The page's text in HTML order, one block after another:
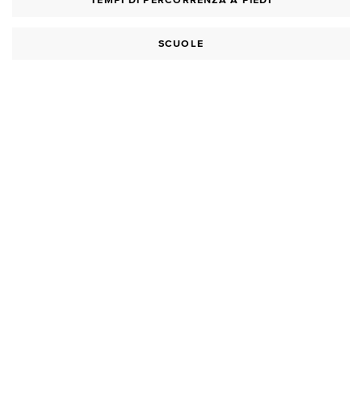
SCUOLE